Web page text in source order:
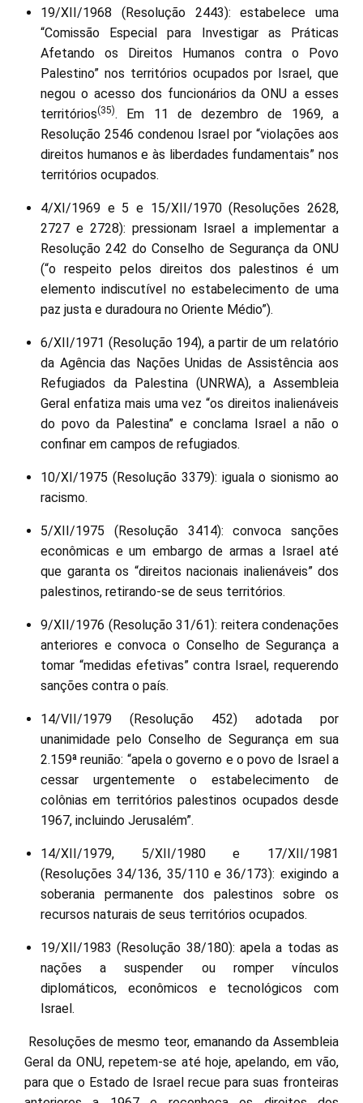
19/XII/1968 (Resolução 2443): estabelece uma
“Comissão Especial para Investigar as Práticas
Afetando os Direitos Humanos contra o Povo
Palestino” nos territórios ocupados por Israel, que
negou o acesso dos funcionários da ONU a esses
territórios(35). Em 11 de dezembro de 1969, a
Resolução 2546 condenou Israel por “violações aos
direitos humanos e às liberdades fundamentais” nos
territórios ocupados.
4/XI/1969 e 5 e 15/XII/1970 (Resoluções 2628,
2727 e 2728): pressionam Israel a implementar a
Resolução 242 do Conselho de Segurança da ONU
(“o respeito pelos direitos dos palestinos é um
elemento indiscutível no estabelecimento de uma
paz justa e duradoura no Oriente Médio”).
6/XII/1971 (Resolução 194), a partir de um relatório
da Agência das Nações Unidas de Assistência aos
Refugiados da Palestina (UNRWA), a Assembleia
Geral enfatiza mais uma vez “os direitos inalienáveis
do povo da Palestina” e conclama Israel a não o
confinar em campos de refugiados.
10/XI/1975 (Resolução 3379): iguala o sionismo ao
racismo.
5/XII/1975 (Resolução 3414): convoca sanções
econômicas e um embargo de armas a Israel até
que garanta os “direitos nacionais inalienáveis” dos
palestinos, retirando-se de seus territórios.
9/XII/1976 (Resolução 31/61): reitera condenações
anteriores e convoca o Conselho de Segurança a
tomar “medidas efetivas” contra Israel, requerendo
sanções contra o país.
14/VII/1979 (Resolução 452) adotada por
unanimidade pelo Conselho de Segurança em sua
2.159ª reunião: “apela o governo e o povo de Israel a
cessar urgentemente o estabelecimento de
colônias em territórios palestinos ocupados desde
1967, incluindo Jerusalém”.
14/XII/1979, 5/XII/1980 e 17/XII/1981
(Resoluções 34/136, 35/110 e 36/173): exigindo a
soberania permanente dos palestinos sobre os
recursos naturais de seus territórios ocupados.
19/XII/1983 (Resolução 38/180): apela a todas as
nações a suspender ou romper vínculos
diplomáticos, econômicos e tecnológicos com
Israel.
Resoluções de mesmo teor, emanando da Assembleia
Geral da ONU, repetem-se até hoje, apelando, em vão,
para que o Estado de Israel recue para suas fronteiras